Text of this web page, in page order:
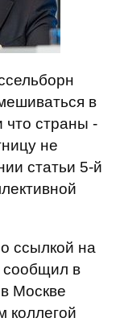
в
что страны -
не
статьи 5-й
ссылкой на
сообщил в
Москве
коллегой